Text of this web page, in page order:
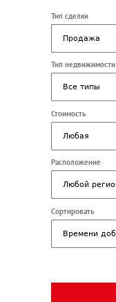
Тип сделки
Тип недвижимости
Стоимость
Расположение
Сортировать